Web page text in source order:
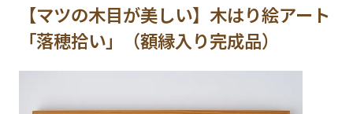
【マツの木目が美しい】木はり絵アート
「落穂拾い」（額縁入り完成品）